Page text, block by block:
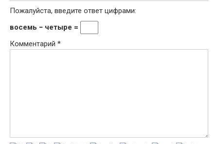
Пожалуйста, введите ответ цифрами:
восемь − четыре =
Комментарий *